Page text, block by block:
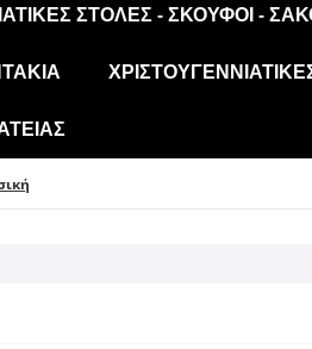
ΣΤΟΛΈΣ - ΣΚΟΎΦΟΙ -